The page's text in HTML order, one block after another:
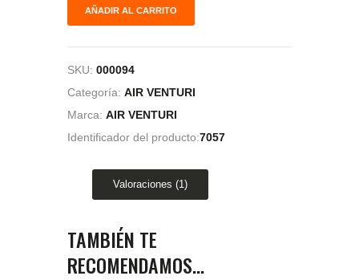
AÑADIR AL CARRITO
SKU: 000094
Categoría: AIR VENTURI
Marca: AIR VENTURI
Identificador del producto:7057
Valoraciones (1)
TAMBIÉN TE
RECOMENDAMOS…